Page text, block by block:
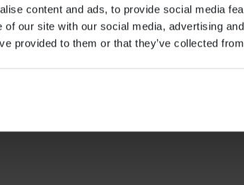
content and ads, to provide social media
of our site with our social media, advertising
provided to them or that they’ve collected